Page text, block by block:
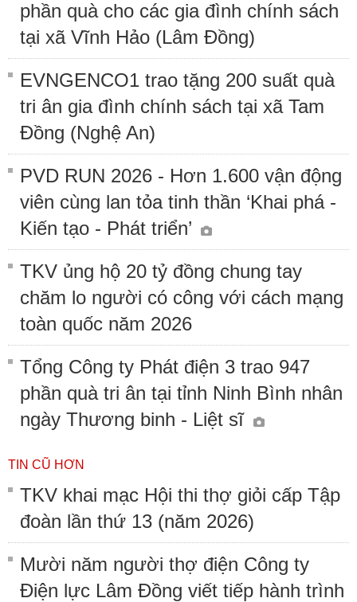
phần quà cho các gia đình chính sách
tại xã Vĩnh Hảo (Lâm Đồng)
EVNGENCO1 trao tặng 200 suất quà
tri ân gia đình chính sách tại xã Tam
Đồng (Nghệ An)
PVD RUN 2026 - Hơn 1.600 vận động
viên cùng lan tỏa tinh thần ‘Khai phá -
Kiến tạo - Phát triển’
TKV ủng hộ 20 tỷ đồng chung tay
chăm lo người có công với cách mạng
toàn quốc năm 2026
Tổng Công ty Phát điện 3 trao 947
phần quà tri ân tại tỉnh Ninh Bình nhân
ngày Thương binh - Liệt sĩ
TIN CŨ HƠN
TKV khai mạc Hội thi thợ giỏi cấp Tập
đoàn lần thứ 13 (năm 2026)
Mười năm người thợ điện Công ty
Điện lực Lâm Đồng viết tiếp hành trình